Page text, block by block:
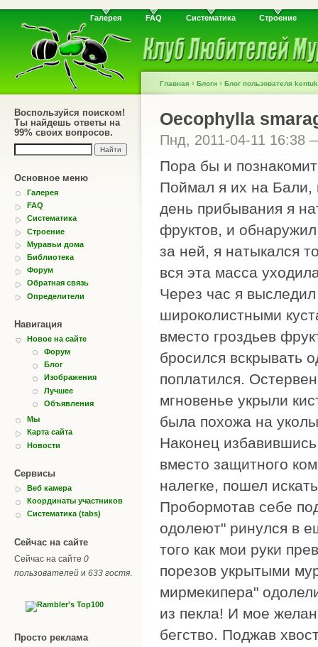
Галерея FAQ Систематика Строение
Воспользуйся поиском!
Ты найдешь ответы на
99% своих вопросов.
Основное меню
Галерея
FAQ
Систематика
Строение
Муравьи дома
Библиотека
Форум
Обратная связь
Определители
Навигация
Новое на сайте
Форум
Блог
Изображения
Лучшее
Объявления
Мы
Карта сайта
Новости
Сервисы
Веб камера
Координаты участников
Систематика (tabs)
Сейчас на сайте
Сейчас на сайте 0
пользователей и 633 гостя
Просто реклама
Главная › Блоги › Блог пользователя
Oecophylla
Пнд, 2011-04-11 16:38
Пора бы и
Поймал я их на Бали,
день прибывания я
фруктов, и
за ней, я натыкался
вся эта масса
Через час я
широколистными
вместо гроздьев
бросился вскрывать
поплатился.
мгновенье укрыли
была похожа на
Наконец
вместо защитного
налегке, пошел
Пробормотав себе
одолеют" ринулся в
того как мои руки
порезов укрытыми
мирмекипера"
из пекла! И мое
бегство. Поджав